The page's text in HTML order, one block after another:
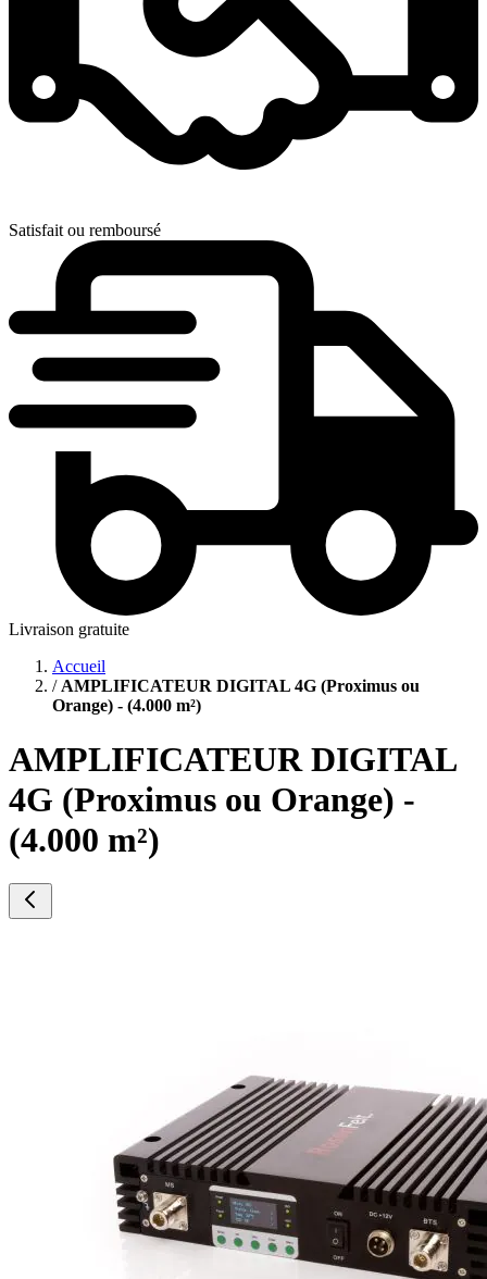
Satisfait ou remboursé
Livraison gratuite
Accueil
/ AMPLIFICATEUR DIGITAL 4G (Proximus ou
Orange) - (4.000 m²)
AMPLIFICATEUR DIGITAL
4G (Proximus ou Orange) -
(4.000 m²)